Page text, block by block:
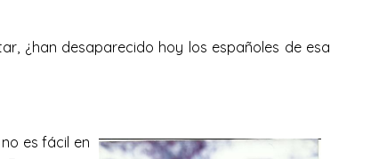
¿han desaparecido hoy los españoles de esa
es fácil en